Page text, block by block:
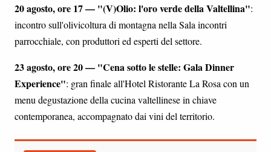
20 agosto, ore 17 — "(V)Olio: l'oro verde della Valtellina":
incontro sull'olivicoltura di montagna nella Sala incontri
parrocchiale, con produttori ed esperti del settore.
23 agosto, ore 20 — "Cena sotto le stelle: Gala Dinner
Experience": gran finale all'Hotel Ristorante La Rosa con un
menu degustazione della cucina valtellinese in chiave
contemporanea, accompagnato dai vini del territorio.